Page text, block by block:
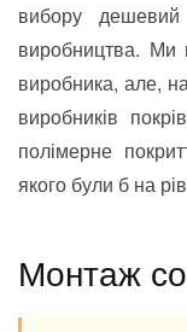
вибору дешевий
виробництва. Ми
виробника, але,
виробників
полімерне
якого були б на
Монтаж